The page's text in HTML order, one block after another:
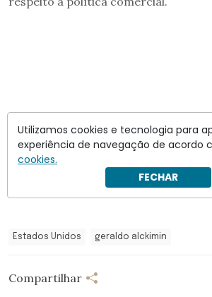
Estados Unidos geraldo alckimin
Compartilhar
Utilizamos cookies e tecnologia para
experiência de navegação de acordo
cookies.
FECHAR